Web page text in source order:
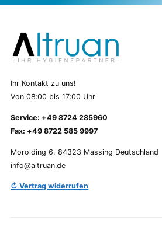
Ihr Kontakt zu uns!
Von 08:00 bis 17:00 Uhr
Service: +49 8724 285960
Fax: +49 8722 585 9997
Morolding 6, 84323 Massing Deutschland
info@altruan.de
↻ Vertrag widerrufen